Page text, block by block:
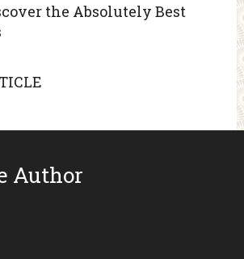
the Absolutely Best
Author